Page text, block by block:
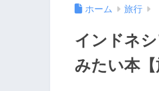
ホーム 旅行
インドネ
みたい本【